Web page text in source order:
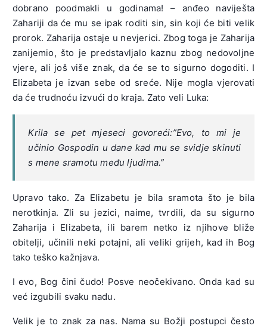
dobrano poodmakli u godinama! – anđeo naviješta
Zahariji da će mu se ipak roditi sin, sin koji će biti velik
prorok. Zaharija ostaje u nevjerici. Zbog toga je Zaharija
zanijemio, što je predstavljalo kaznu zbog nedovoljne
vjere, ali još više znak, da će se to sigurno dogoditi. I
Elizabeta je izvan sebe od sreće. Nije mogla vjerovati
da će trudnoću izvući do kraja. Zato veli Luka:
Krila se pet mjeseci govoreći:”Evo, to mi je
učinio Gospodin u dane kad mu se svidje skinuti
s mene sramotu među ljudima.”
Upravo tako. Za Elizabetu je bila sramota što je bila
nerotkinja. Zli su jezici, naime, tvrdili, da su sigurno
Zaharija i Elizabeta, ili barem netko iz njihove bliže
obitelji, učinili neki potajni, ali veliki grijeh, kad ih Bog
tako teško kažnjava.
I evo, Bog čini čudo! Posve neočekivano. Onda kad su
već izgubili svaku nadu.
Velik je to znak za nas. Nama su Božji postupci često